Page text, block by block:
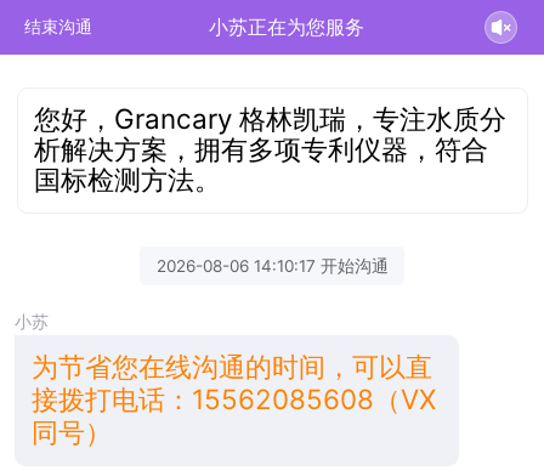
结束沟通 小苏正在为您服务
您好，Grancary 格林凯瑞，专注水质分
析解决方案，拥有多项专利仪器，符合
国标检测方法。
2026-08-06 14:10:17 开始沟通
小苏
为节省您在线沟通的时间，可以直
接拨打电话：15562085608（VX
同号）